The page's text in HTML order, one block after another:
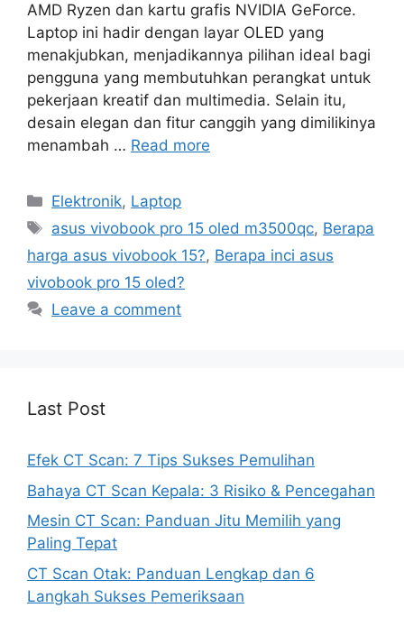
AMD Ryzen dan kartu grafis NVIDIA GeForce.
Laptop ini hadir dengan layar OLED yang
menakjubkan, menjadikannya pilihan ideal bagi
pengguna yang membutuhkan perangkat untuk
pekerjaan kreatif dan multimedia. Selain itu,
desain elegan dan fitur canggih yang dimilikinya
menambah … Read more
Categories
Elektronik, Laptop
Tags
asus vivobook pro 15 oled m3500qc, Berapa
harga asus vivobook 15?, Berapa inci asus
vivobook pro 15 oled?
Leave a comment
Last Post
Efek CT Scan: 7 Tips Sukses Pemulihan
Bahaya CT Scan Kepala: 3 Risiko & Pencegahan
Mesin CT Scan: Panduan Jitu Memilih yang
Paling Tepat
CT Scan Otak: Panduan Lengkap dan 6
Langkah Sukses Pemeriksaan